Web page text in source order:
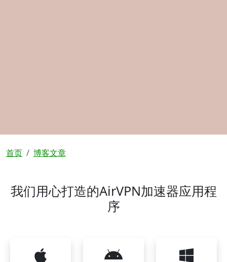
面包屑
首页 博客文章
我们用心打造的AirVPN加速器应用程
序